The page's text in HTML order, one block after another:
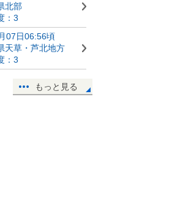
北部
：3
07日06:56頃
天草・芦北地方
：3
もっと見る